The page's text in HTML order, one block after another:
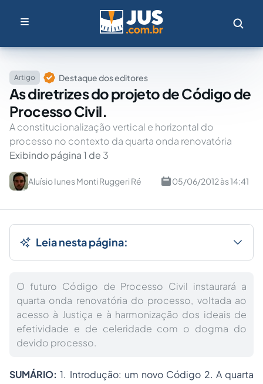
Artigo Destaque dos editores
As diretrizes do projeto de Código de
Processo Civil.
A constitucionalização vertical e horizontal do
processo no contexto da quarta onda renovatória
Exibindo página 1 de 3
Aluísio Iunes Monti Ruggeri Ré 05/06/2012 às 14:41
Leia nesta página:
O futuro Código de Processo Civil instaurará a
quarta onda renovatória do processo, voltada ao
acesso à Justiça e à harmonização dos ideais de
efetividade e de celeridade com o dogma do
devido processo.
SUMÁRIO:1. Introdução: um novo Código 2. A quarta